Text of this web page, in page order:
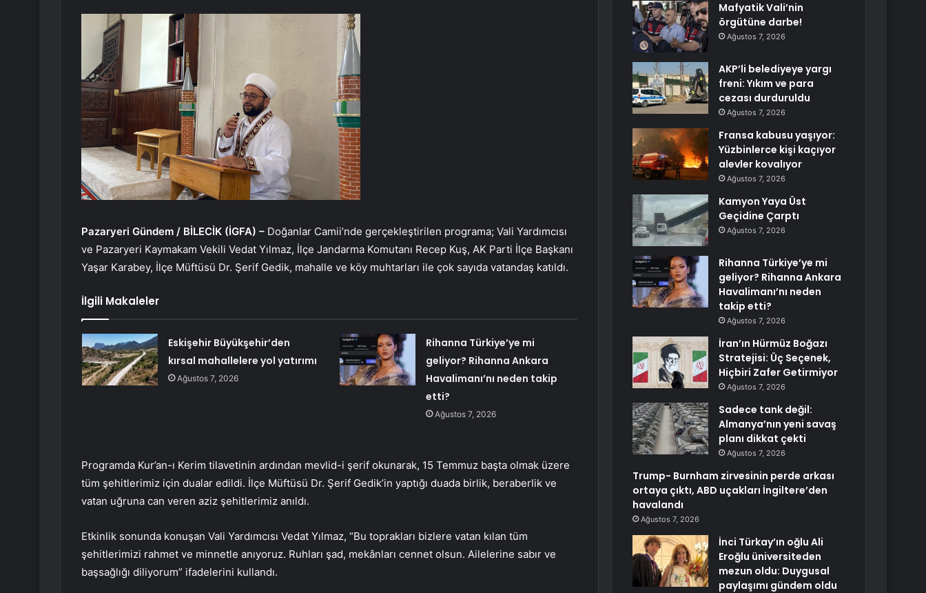
Pazaryeri Gündem / BİLECİK (İGFA) – Doğanlar Camii’nde gerçekleştirilen programa; Vali Yardımcısı
ve Pazaryeri Kaymakam Vekili Vedat Yılmaz, İlçe Jandarma Komutanı Recep Kuş, AK Parti İlçe Başkanı
Yaşar Karabey, İlçe Müftüsü Dr. Şerif Gedik, mahalle ve köy muhtarları ile çok sayıda vatandaş katıldı.
İlgili Makaleler
Eskişehir Büyükşehir’den
kırsal mahallelere yol yatırımı
Ağustos 7, 2026
Rihanna Türkiye’ye mi
geliyor? Rihanna Ankara
Havalimanı’nı neden takip
etti?
Ağustos 7, 2026
Programda Kur’an-ı Kerim tilavetinin ardından mevlid-i şerif okunarak, 15 Temmuz başta olmak üzere
tüm şehitlerimiz için dualar edildi. İlçe Müftüsü Dr. Şerif Gedik’in yaptığı duada birlik, beraberlik ve
vatan uğruna can veren aziz şehitlerimiz anıldı.
Etkinlik sonunda konuşan Vali Yardımcısı Vedat Yılmaz, “Bu toprakları bizlere vatan kılan tüm
şehitlerimizi rahmet ve minnetle anıyoruz. Ruhları şad, mekânları cennet olsun. Ailelerine sabır ve
başsağlığı diliyorum” ifadelerini kullandı.
Mafyatik Vali’nin
örgütüne darbe!
Ağustos 7, 2026
AKP’li belediyeye yargı
freni: Yıkım ve para
cezası durduruldu
Ağustos 7, 2026
Fransa kabusu yaşıyor:
Yüzbinlerce kişi kaçıyor
alevler kovalıyor
Ağustos 7, 2026
Kamyon Yaya Üst
Geçidine Çarptı
Ağustos 7, 2026
Rihanna Türkiye’ye mi
geliyor? Rihanna Ankara
Havalimanı’nı neden
takip etti?
Ağustos 7, 2026
İran’ın Hürmüz Boğazı
Stratejisi: Üç Seçenek,
Hiçbiri Zafer Getirmiyor
Ağustos 7, 2026
Sadece tank değil:
Almanya’nın yeni savaş
planı dikkat çekti
Ağustos 7, 2026
Trump- Burnham zirvesinin perde arkası
ortaya çıktı, ABD uçakları İngiltere’den
havalandı
Ağustos 7, 2026
İnci Türkay’ın oğlu Ali
Eroğlu üniversiteden
mezun oldu: Duygusal
paylaşımı gündem oldu